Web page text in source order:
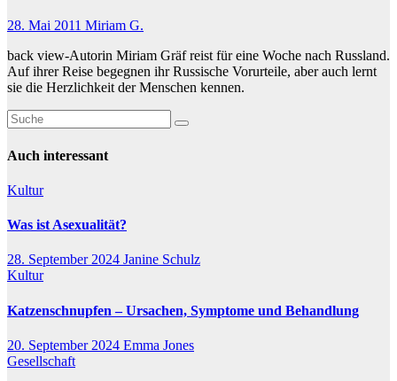
28. Mai 2011 Miriam G.
back view-Autorin Miriam Gräf reist für eine Woche nach Russland.
Auf ihrer Reise begegnen ihr Russische Vorurteile, aber auch lernt
sie die Herzlichkeit der Menschen kennen.
Auch interessant
Kultur
Was ist Asexualität?
28. September 2024 Janine Schulz
Kultur
Katzenschnupfen – Ursachen, Symptome und Behandlung
20. September 2024 Emma Jones
Gesellschaft